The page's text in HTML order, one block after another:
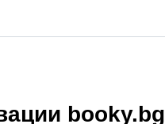
booky.bg